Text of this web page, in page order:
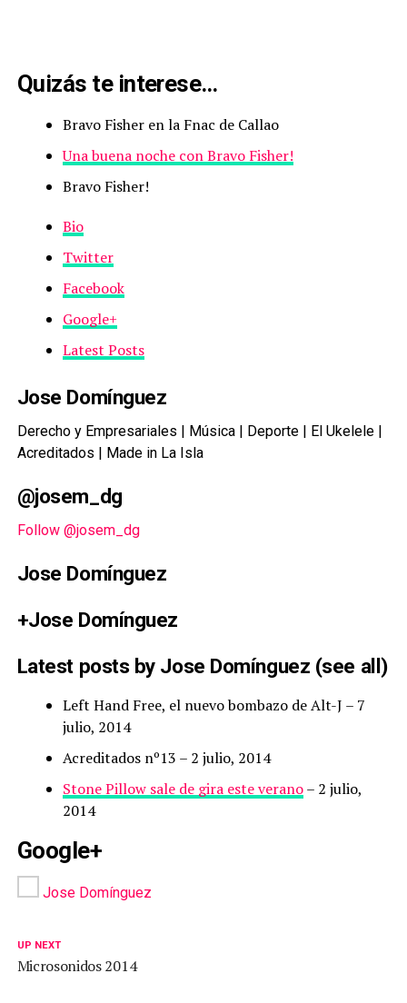
Quizás te interese…
Bravo Fisher en la Fnac de Callao
Una buena noche con Bravo Fisher!
Bravo Fisher!
Bio
Twitter
Facebook
Google+
Latest Posts
Jose Domínguez
Derecho y Empresariales | Música | Deporte | El Ukelele |
Acreditados | Made in La Isla
@josem_dg
Follow @josem_dg
Jose Domínguez
+Jose Domínguez
Latest posts by Jose Domínguez (see all)
Left Hand Free, el nuevo bombazo de Alt-J – 7
julio, 2014
Acreditados nº13 – 2 julio, 2014
Stone Pillow sale de gira este verano– 2 julio,
2014
Google+
Jose Domínguez
UP NEXT
Microsonidos 2014